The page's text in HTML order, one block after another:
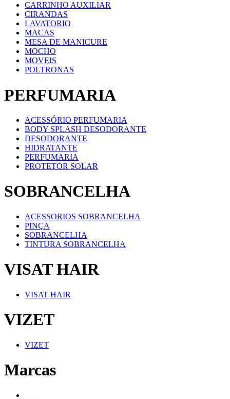
CARRINHO AUXILIAR
CIRANDAS
LAVATORIO
MACAS
MESA DE MANICURE
MOCHO
MOVEIS
POLTRONAS
PERFUMARIA
ACESSÓRIO PERFUMARIA
BODY SPLASH DESODORANTE
DESODORANTE
HIDRATANTE
PERFUMARIA
PROTETOR SOLAR
SOBRANCELHA
ACESSORIOS SOBRANCELHA
PINÇA
SOBRANCELHA
TINTURA SOBRANCELHA
VISAT HAIR
VISAT HAIR
VIZET
VIZET
Marcas